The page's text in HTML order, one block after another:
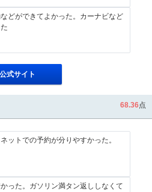
どができてよかった。カーナビなど
公式サイト
68.36点
ットでの予約が分りやすかった。
った。ガソリン満タン返ししなくて